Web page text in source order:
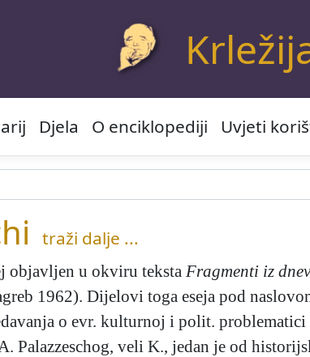
Djela O enciklopediji Uvjeti
traži dalje ...
objavljen u okviru teksta Fragmenti iz
1962). Dijelovi toga eseja pod
o evr. kulturnoj i polit. problematici
Palazzeschog, veli K., jedan je od